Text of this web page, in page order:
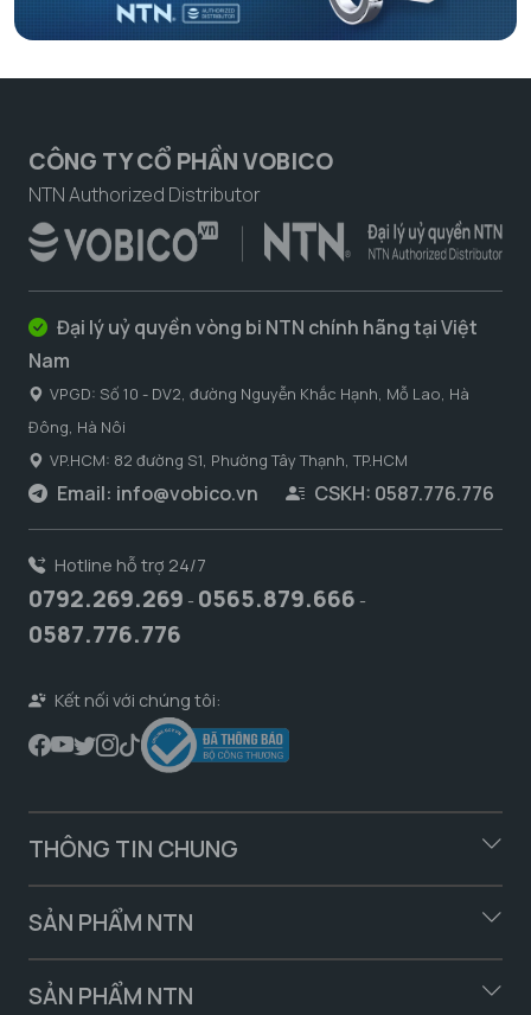
CÔNG TY CỔ PHẦN VOBICO
NTN Authorized Distributor
Đại lý uỷ quyền vòng bi NTN chính hãng tại Việt
Nam
VPGD: Số 10 - DV2, đường Nguyễn Khắc Hạnh, Mỗ Lao, Hà
Đông, Hà Nôi
VP.HCM: 82 đường S1, Phường Tây Thạnh, TP.HCM
Email: info@vobico.vn CSKH: 0587.776.776
Hotline hỗ trợ 24/7
0792.269.269 - 0565.879.666 -
0587.776.776
Kết nối với chúng tôi:
THÔNG TIN CHUNG
SẢN PHẨM NTN
SẢN PHẨM NTN